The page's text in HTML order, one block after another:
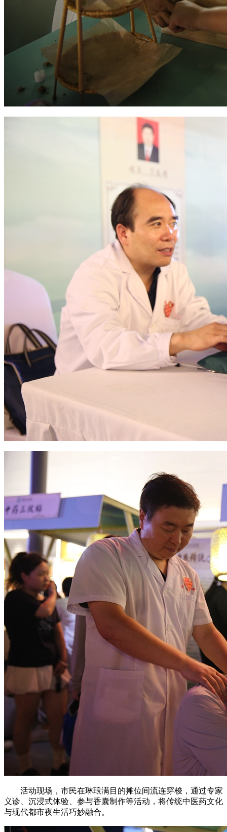
活动现场，市民在琳琅满目的摊位间流连穿梭，通过专家
义诊、沉浸式体验、参与香囊制作等活动，将传统中医药文化
与现代都市夜生活巧妙融合。